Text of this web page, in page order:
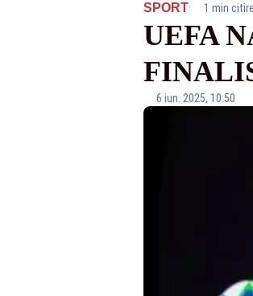
SPORT· 1 min citire
UEFA
6 iun. 2025, 10:50